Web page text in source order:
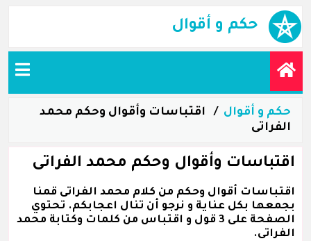
حكم و أقوال
حكم و أقوال
اقتباسات وأقوال وحكم محمد
الفراتى
اقتباسات وأقوال وحكم محمد الفراتى
اقتباسات أقوال وحكم من كلام محمد الفراتى قمنا
بجمعها بكل عناية و نرجو أن تنال اعجابكم. تحتوي
الصفحة على 3 قول و اقتباس من كلمات وكتابة محمد
الفراتى.